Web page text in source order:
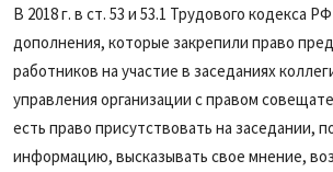
В 2018 г. в ст. 53 и 53.1 Трудового кодекса
дополнения, которые закрепили право
работников на участие в заседаниях
управления организации с правом
есть право присутствовать на заседании,
информацию, высказывать свое мнение,